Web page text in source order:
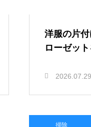
洋服の片
ローゼッ
2026.07.29
掃除